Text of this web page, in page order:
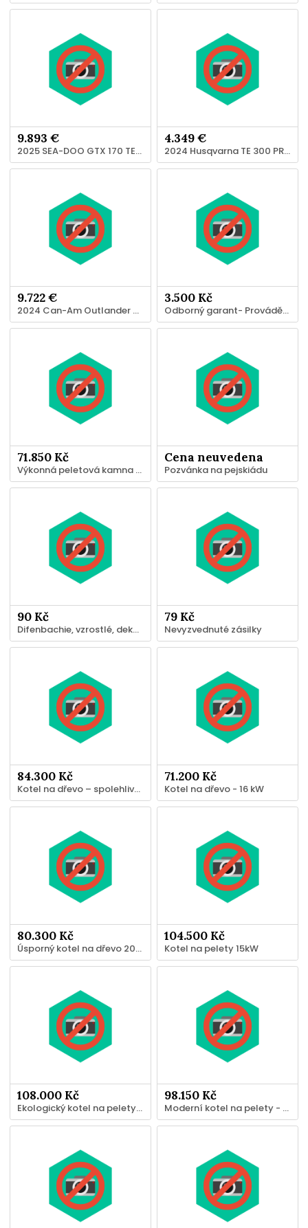
9.893 €
2025 SEA-DOO GTX 170 TECH PACKAGE, AUDIO, IDF, IBR Jetski
4.349 €
2024 Husqvarna TE 300 PRO Motocross
9.722 €
2024 Can-Am Outlander Max XT-P 1000R
3.500 Kč
Odborný garant- Provádění staveb, jejich změn a odstraňování
71.850 Kč
Výkonná peletová kamna s vodním pláštěm 21 kW
Cena neuvedena
Pozvánka na pejskiádu
90 Kč
Difenbachie, vzrostlé, dekorativní
79 Kč
Nevyzvednuté zásilky
84.300 Kč
Kotel na dřevo – spolehlivé vytápění domu - 25 kW
71.200 Kč
Kotel na dřevo - 16 kW
80.300 Kč
Úsporný kotel na dřevo 20kW
104.500 Kč
Kotel na pelety 15kW
108.000 Kč
Ekologický kotel na pelety – vytápění domu - 20 kW
98.150 Kč
Moderní kotel na pelety - 15 kW